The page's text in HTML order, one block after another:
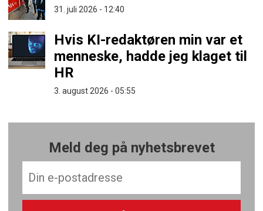
31. juli 2026 - 12:40
Hvis KI-redaktøren min var et
menneske, hadde jeg klaget til
HR
3. august 2026 - 05:55
Meld deg på nyhetsbrevet